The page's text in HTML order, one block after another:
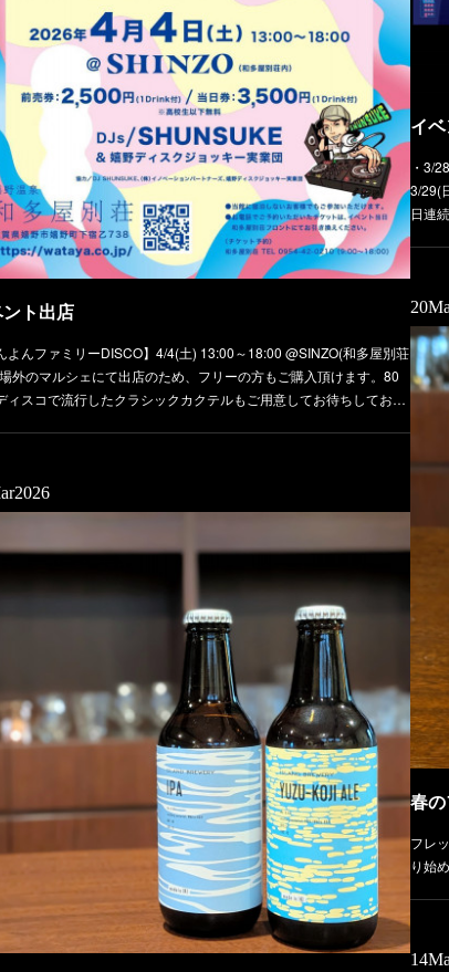
ト出店
よんファミリーDISCO】4/4(土) 13:00～18:00 @SINZO(和多屋別荘
外のマルシェにて出店のため、フリーの方もご購入頂けます。80
ィスコで流行したクラシックカクテルもご用意してお待ちしてお…
イ
・3/
3/29(
日連
20
春
フレ
り始
2026
14